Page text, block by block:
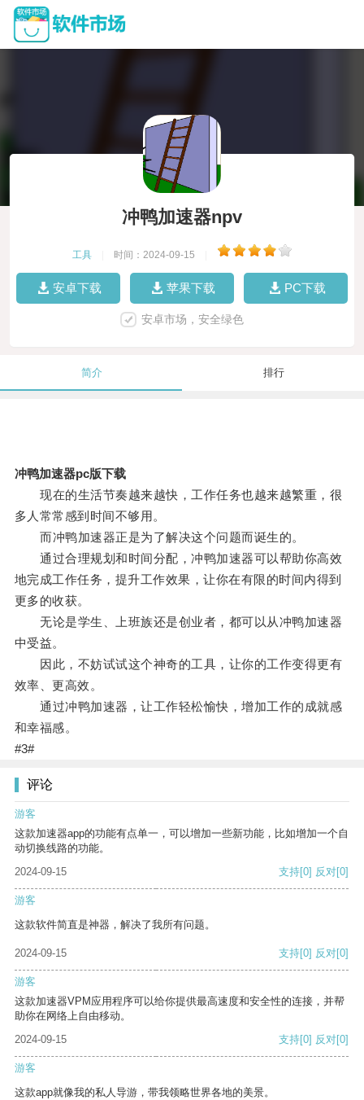
冲鸭加速器npv
工具 时间：2024-09-15
安卓下载 苹果下载 PC下载
安卓市场，安全绿色
简介 排行
冲鸭加速器pc版下载
现在的生活节奏越来越快，工作任务也越来越繁重，很
多人常常感到时间不够用。
而冲鸭加速器正是为了解决这个问题而诞生的。
通过合理规划和时间分配，冲鸭加速器可以帮助你高效
地完成工作任务，提升工作效果，让你在有限的时间内得到
更多的收获。
无论是学生、上班族还是创业者，都可以从冲鸭加速器
中受益。
因此，不妨试试这个神奇的工具，让你的工作变得更有
效率、更高效。
通过冲鸭加速器，让工作轻松愉快，增加工作的成就感
和幸福感。
#3#
评论
游客
这款加速器app的功能有点单一，可以增加一些新功能，比如增加一个自
动切换线路的功能。
2024-09-15
支持[0] 反对[0]
游客
这款软件简直是神器，解决了我所有问题。
2024-09-15 支持[0] 反对[0]
游客
这款加速器VPM应用程序可以给你提供最高速度和安全性的连接，并帮
助你在网络上自由移动。
2024-09-15
支持[0] 反对[0]
游客
这款app就像我的私人导游，带我领略世界各地的美景。